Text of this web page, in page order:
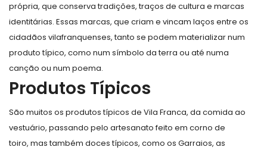
própria, que conserva tradições, traços de cultura e marcas
identitárias. Essas marcas, que criam e vincam laços entre os
cidadãos vilafranquenses, tanto se podem materializar num
produto típico, como num símbolo da terra ou até numa
canção ou num poema.
Produtos Típicos
São muitos os produtos típicos de Vila Franca, da comida ao
vestuário, passando pelo artesanato feito em corno de
toiro, mas também doces típicos, como os Garraios, as